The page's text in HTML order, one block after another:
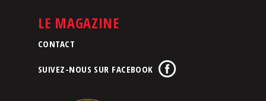
LE MAGAZINE
CONTACT
SUIVEZ-NOUS SUR FACEBOOK